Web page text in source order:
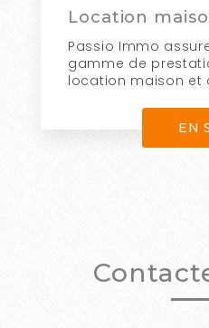
Location
Passio Immo
gamme de
location maison et
EN